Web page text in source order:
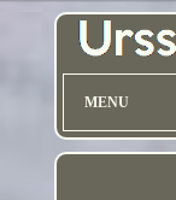
MENU